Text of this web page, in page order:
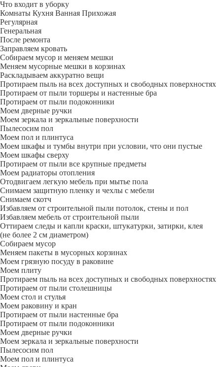
Что входит в уборку
Регу­лярная
Гене­ральная
После ремонта
Заправляем кровать
Собираем мусор и меняем мешки
Меняем мусорные мешки в корзинах
Раскладываем аккуратно вещи
Протираем пыль на всех доступных и свободных поверхностях
Протираем от пыли торшеры и настенные бра
Протираем от пыли подоконники
Моем дверные ручки
Моем зеркала и зеркальные поверхности
Пылесосим пол
Моем пол и плинтуса
Моем шкафы и тумбы внутри при условии, что они пустые
Моем шкафы сверху
Протираем от пыли все крупные предметы
Моем радиаторы отопления
Отодвигаем легкую мебель при мытье пола
Снимаем защитную пленку и чехлы с мебели
Снимаем скотч
Избавляем от строительной пыли потолок, стены и пол
Избавляем мебель от строительной пыли
Оттираем следы и капли краски, штукатурки, затирки, клея
(не более 2 см диаметром)
Собираем мусор
Меняем пакеты в мусорных корзинах
Моем грязную посуду в раковине
Моем плиту
Протираем пыль на всех доступных и свободных поверхностях
Протираем от пыли столешницы
Моем стол и стулья
Моем раковину и кран
Протираем от пыли настенные бра
Протираем от пыли подоконники
Моем дверные ручки
Моем зеркала и зеркальные поверхности
Пылесосим пол
Моем пол и плинтуса